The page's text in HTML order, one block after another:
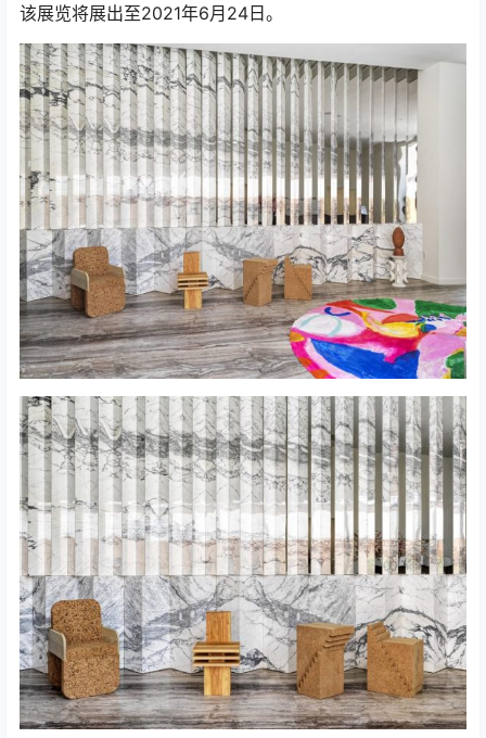
该展览将展出至2021年6月24日。